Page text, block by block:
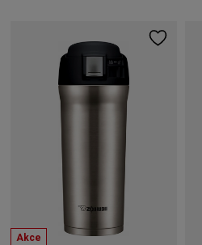
Akce